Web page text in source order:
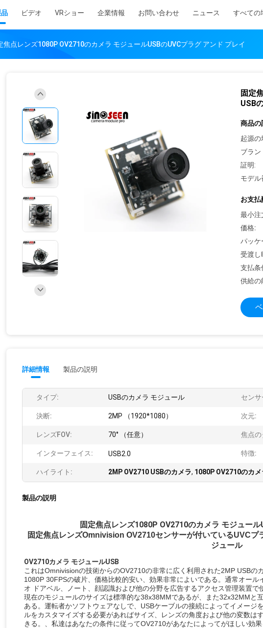
ビデオ VRショー 企業情報 お問い合わせ ニュース すべての
焦点レンズ1080P OV2710のカメラ モジュールUSBのUVCプラグ アンド プレイ
固定
USB
商品の
起源の
ブラン
証明:
モデル
お支払
最小注
価格:
パッケ
受渡し
支払条
供給の
詳細情報 製品の説明
タイプ: USBのカメラ モジュール セン
決断: 2MP （1920*1080） 次元:
レンズFOV: 70° （任意） 焦点
インターフェイス: USB2.0 特徴:
ハイライト: 2MP OV2710 USBのカメラ, 1080P OV2710のカ
製品の説明
固定焦点レンズ1080P OV2710のカメラ モジュー
固定焦点レンズOmnivision OV2710センサーが付いているUVC
ジュール
OV2710カメラ モジュールUSB
これはOmnivisionの技術からのOV2710の非常に広く利用された2MP USB
1080P 30FPSの破片、価格比較的安い、効果非常によいである。通常オー
オ ドアベル、ノート、顔認識および他の分野を広告するアクセス管理装置で
現在のモジュールのサイズは標準的な38x38MMであるが、また32x32MMと
ある。運転者かソフトウェアなしで、USBケーブルの接続によってイメージ
ルをカスタマイズする必要があればサイズ、レンズの角度および他の変数は
きる。、私達はあなたの条件に従ってOV2710があなたによってがほしい効